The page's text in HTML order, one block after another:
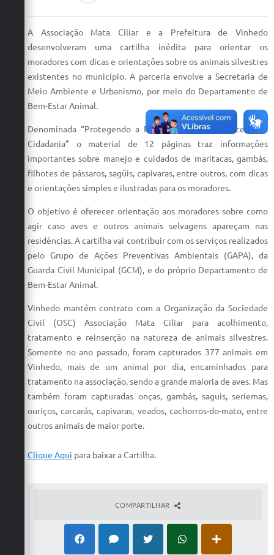
Defesa Civil
Convênios Terceiro Setor
Sistema de Protocolo
Poupatempo
Listagem dos CEPs de Vinhedo
Acesso à Informação
Contratos
Associação dos Servidores Públicos Municipais de
Vinhedo
Audiências Públicas
Arquivos para Download
Galeria de Vídeos
Contas Públicas
Legislação
Serviços Online
A Associação Mata Ciliar e a Prefeitura de Vinhedo
desenvolveram uma cartilha inédita para orientar os
moradores com dicas e orientações sobre os animais silvestres
existentes no município. A parceria envolve a Secretaria de
Meio Ambiente e Urbanismo, por meio do Departamento de
Bem-Estar Animal.
Denominada “Protegendo a Fauna Silvestre e Exercendo a
Cidadania” o material de 12 páginas traz informações
importantes sobre manejo e cuidados de maritacas, gambás,
filhotes de pássaros, sagüis, capivaras, entre outros, com dicas
e orientações simples e ilustradas para os moradores.
O objetivo é oferecer orientação aos moradores sobre como
agir caso aves e outros animais selvagens apareçam nas
residências. A cartilha vai contribuir com os serviços realizados
pelo Grupo de Ações Preventivas Ambientais (GAPA), da
Guarda Civil Municipal (GCM), e do próprio Departamento de
Bem-Estar Animal.
Vinhedo mantém contrato com a Organização da Sociedade
Civil (OSC) Associação Mata Ciliar para acolhimento,
tratamento e reinserção na natureza de animais silvestres.
Somente no ano passado, foram capturados 377 animais em
Vinhedo, mais de um animal por dia, encaminhados para
tratamento na associação, sendo a grande maioria de aves. Mas
também foram capturadas onças, gambás, saguis, seriemas,
ouriços, carcarás, capivaras, veados, cachorros-do-mato, entre
outros animais de maior porte.
Clique Aqui para baixar a Cartilha.
COMPARTILHAR